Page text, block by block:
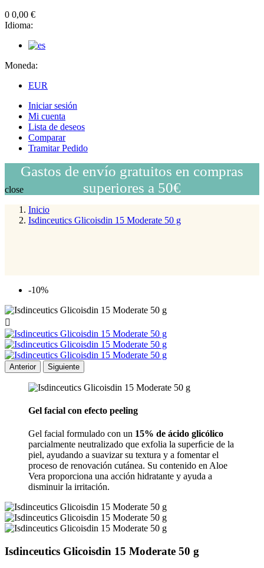
0 0,00 €
Idioma:
Moneda:
EUR
Iniciar sesión
Mi cuenta
Lista de deseos
Comparar
Tramitar Pedido
Gastos de envío gratuitos en compras
superiores a 50€
close
Inicio
Isdinceutics Glicoisdin 15 Moderate 50 g
-10%

Anterior Siguiente
Gel facial con efecto peeling
Gel facial formulado con un 15% de ácido glicólico
parcialmente neutralizado que exfolia la superﬁcie de la
piel, ayudando a suavizar su textura y a fomentar el
proceso de renovación cutánea. Su contenido en Aloe
Vera proporciona una acción hidratante y ayuda a
disminuir la irritación.
Isdinceutics Glicoisdin 15 Moderate 50 g